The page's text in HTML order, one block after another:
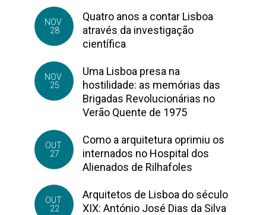
NOV
28
Quatro anos a contar Lisboa
através da investigação
científica
NOV
25
Uma Lisboa presa na
hostilidade: as memórias das
Brigadas Revolucionárias no
Verão Quente de 1975
OUT
27
Como a arquitetura oprimiu os
internados no Hospital dos
Alienados de Rilhafoles
OUT
22
Arquitetos de Lisboa do século
XIX: António José Dias da Silva